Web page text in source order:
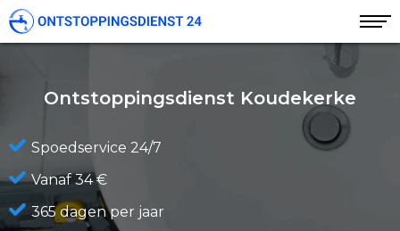
Ontstoppingsdienst Koudekerke
Spoedservice 24/7
Vanaf 34 €
365 dagen per jaar